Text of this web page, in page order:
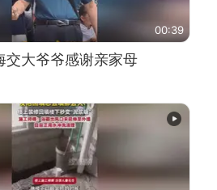
00:39
交大爷爷感谢亲家母